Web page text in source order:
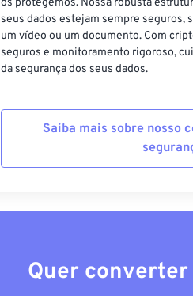
os protegemos. Nossa robusta
seus dados estejam sempre seguros,
um vídeo ou um documento. Com
seguros e monitoramento rigoroso,
da segurança dos seus dados.
Saiba mais sobre nosso
Quer